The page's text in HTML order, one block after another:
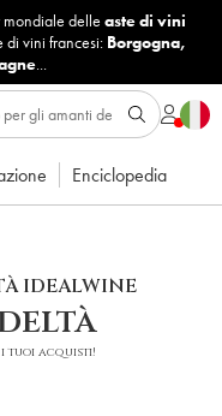
delle aste di vini
di vini francesi: Borgogna,
...
Enciclopedia
IDEALWINE
tuoi acquisti!